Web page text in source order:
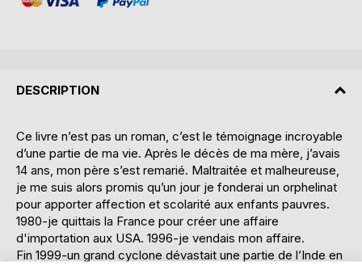
DESCRIPTION
Ce livre n’est pas un roman, c’est le témoignage incroyable
d’une partie de ma vie. Après le décès de ma mère, j’avais
14 ans, mon père s’est remarié. Maltraitée et malheureuse,
je me suis alors promis qu’un jour je fonderai un orphelinat
pour apporter affection et scolarité aux enfants pauvres.
1980-je quittais la France pour créer une affaire
d'importation aux USA. 1996-je vendais mon affaire.
Fin 1999-un grand cyclone dévastait une partie de l’Inde en